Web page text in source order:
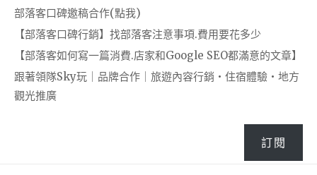
部落客口碑邀稿合作(點我)
【部落客口碑行銷】找部落客注意事項.費用要花多少
【部落客如何寫一篇消費.店家和Google SEO都滿意的文章】
跟著領隊Sky玩｜品牌合作｜旅遊內容行銷・住宿體驗・地方
觀光推廣
訂閱